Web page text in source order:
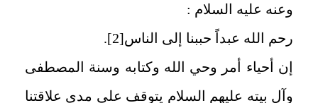
وعنه عليه السلام :
رحم الله عبداً حببنا إلى الناس[2]
.
إن أحياء أمر وحي الله وكتابه وسنة المصطفى
وآل بيته عليهم السلام يتوقف على مدى علاقتنا